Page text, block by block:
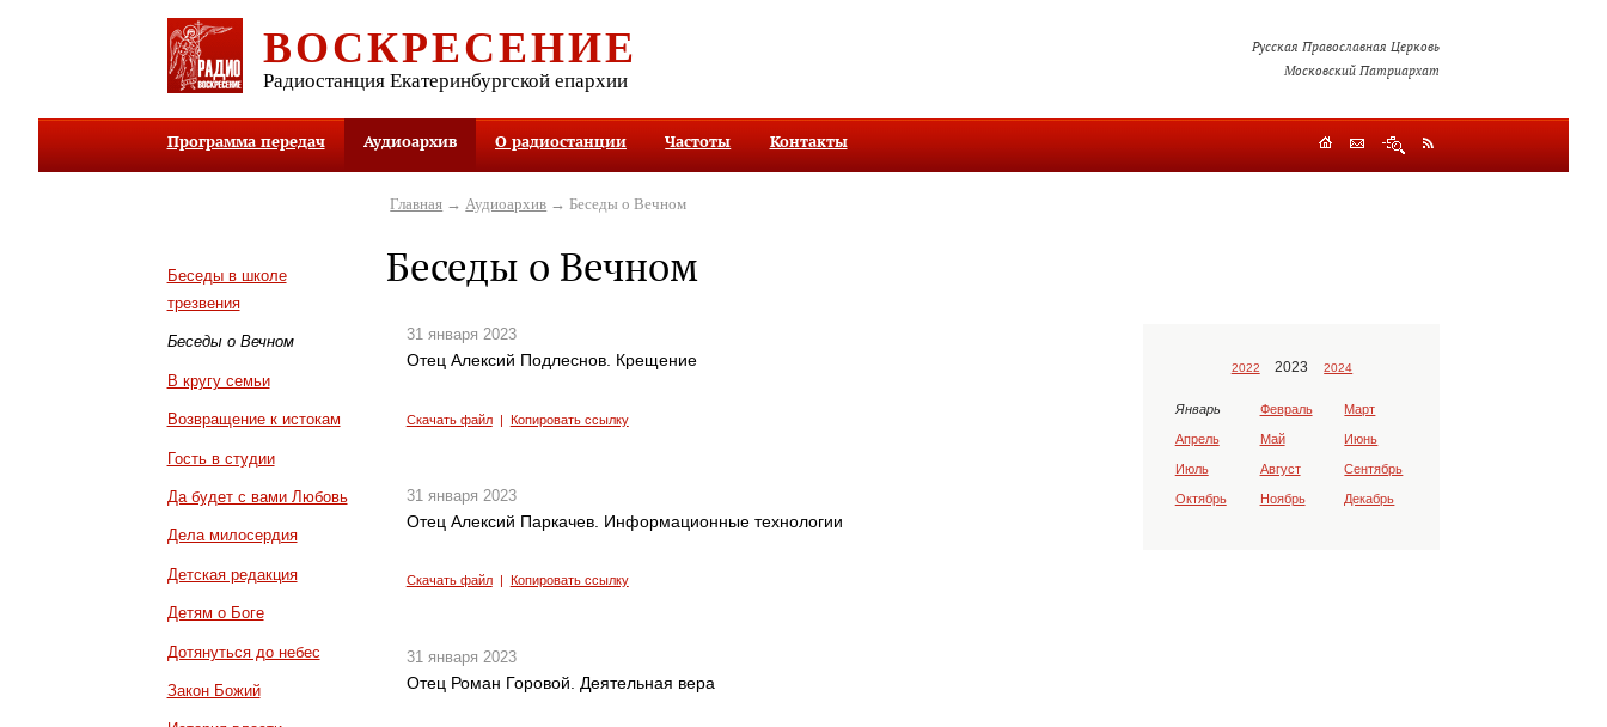
ВОСКРЕСЕНИЕ
Радиостанция Екатеринбургской епархии
Русская Православная Церковь
Московский Патриархат
Программа передач Аудиоархив О радиостанции Частоты Контакты
Беседы в школе
трезвения
Беседы о Вечном
В кругу семьи
Возвращение к истокам
Гость в студии
Да будет с вами Любовь
Дела милосердия
Детская редакция
Детям о Боге
Дотянуться до небес
Закон Божий
Главная → Аудиоархив → Беседы о Вечном
Беседы о Вечном
31 января 2023
Отец Алексий Подлеснов. Крещение
Скачать файл| Копировать ссылку
31 января 2023
Отец Алексий Паркачев. Информационные технологии
Скачать файл| Копировать ссылку
31 января 2023
Отец Роман Горовой. Деятельная вера
2022 2023 2024
Январь Февраль Март
Апрель Май Июнь
Июль Август Сентябрь
Октябрь Ноябрь Декабрь